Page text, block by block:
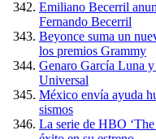
Emiliano Becerril
Fernando Becerril
Beyonce suma un
los premios Grammy
Genaro García Luna
Universal
México envía ayuda
sismos
La serie de HBO